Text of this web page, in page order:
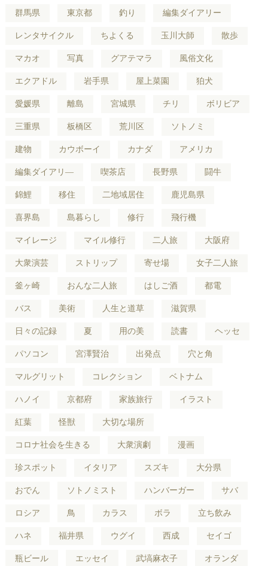
群馬県 東京都 釣り 編集ダイアリー
レンタサイクル ちよくる 玉川大師 散歩
マカオ 写真 グアテマラ 風俗文化
エクアドル 岩手県 屋上菜園 狛犬
愛媛県 離島 宮城県 チリ ボリビア
三重県 板橋区 荒川区 ソトノミ
建物 カウボーイ カナダ アメリカ
編集ダイアリ― 喫茶店 長野県 闘牛
錦鯉 移住 二地域居住 鹿児島県
喜界島 島暮らし 修行 飛行機
マイレージ マイル修行 二人旅 大阪府
大衆演芸 ストリップ 寄せ場 女子二人旅
釜ヶ崎 おんな二人旅 はしご酒 都電
バス 美術 人生と道草 滋賀県
日々の記録 夏 用の美 読書 ヘッセ
パソコン 宮澤賢治 出発点 穴と角
マルグリット コレクション ベトナム
ハノイ 京都府 家族旅行 イラスト
紅葉 怪獣 大切な場所
コロナ社会を生きる 大衆演劇 漫画
珍スポット イタリア スズキ 大分県
おでん ソトノミスト ハンバーガー サバ
ロシア 鳥 カラス ボラ 立ち飲み
ハネ 福井県 ウグイ 西成 セイゴ
瓶ビール エッセイ 武塙麻衣子 オランダ